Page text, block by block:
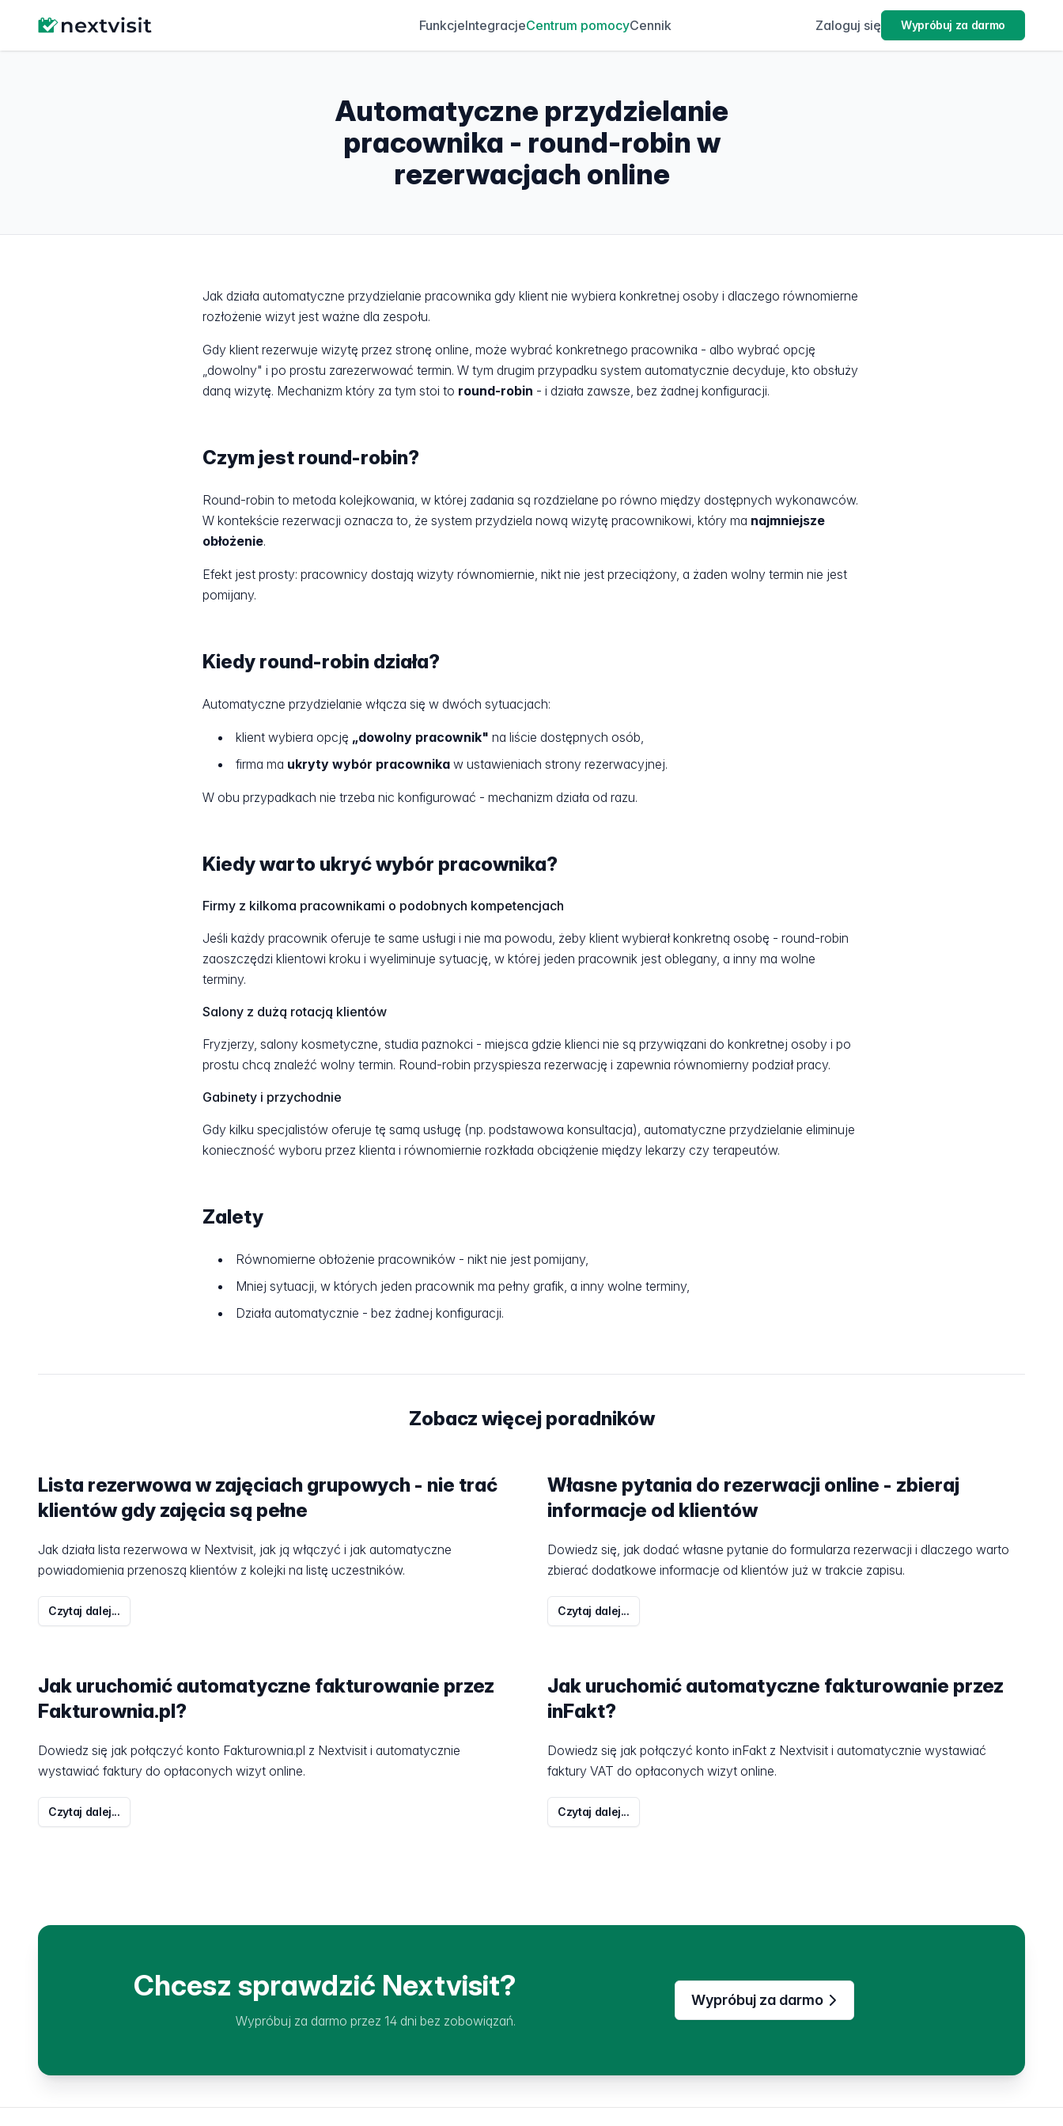
FunkcjeIntegracjeCentrum pomocyCennik Zaloguj się Wypróbuj za darmo
Automatyczne przydzielanie
pracownika - round-robin w
rezerwacjach online
Jak działa automatyczne przydzielanie pracownika gdy klient nie wybiera konkretnej osoby i dlaczego równomierne
rozłożenie wizyt jest ważne dla zespołu.
Gdy klient rezerwuje wizytę przez stronę online, może wybrać konkretnego pracownika - albo wybrać opcję
„dowolny" i po prostu zarezerwować termin. W tym drugim przypadku system automatycznie decyduje, kto obsłuży
daną wizytę. Mechanizm który za tym stoi to round-robin - i działa zawsze, bez żadnej konfiguracji.
Czym jest round-robin?
Round-robin to metoda kolejkowania, w której zadania są rozdzielane po równo między dostępnych wykonawców.
W kontekście rezerwacji oznacza to, że system przydziela nową wizytę pracownikowi, który ma najmniejsze
obłożenie.
Efekt jest prosty: pracownicy dostają wizyty równomiernie, nikt nie jest przeciążony, a żaden wolny termin nie jest
pomijany.
Kiedy round-robin działa?
Automatyczne przydzielanie włącza się w dwóch sytuacjach:
klient wybiera opcję „dowolny pracownik" na liście dostępnych osób,
firma ma ukryty wybór pracownika w ustawieniach strony rezerwacyjnej.
W obu przypadkach nie trzeba nic konfigurować - mechanizm działa od razu.
Kiedy warto ukryć wybór pracownika?
Firmy z kilkoma pracownikami o podobnych kompetencjach
Jeśli każdy pracownik oferuje te same usługi i nie ma powodu, żeby klient wybierał konkretną osobę - round-robin
zaoszczędzi klientowi kroku i wyeliminuje sytuację, w której jeden pracownik jest oblegany, a inny ma wolne
terminy.
Salony z dużą rotacją klientów
Fryzjerzy, salony kosmetyczne, studia paznokci - miejsca gdzie klienci nie są przywiązani do konkretnej osoby i po
prostu chcą znaleźć wolny termin. Round-robin przyspiesza rezerwację i zapewnia równomierny podział pracy.
Gabinety i przychodnie
Gdy kilku specjalistów oferuje tę samą usługę (np. podstawowa konsultacja), automatyczne przydzielanie eliminuje
konieczność wyboru przez klienta i równomiernie rozkłada obciążenie między lekarzy czy terapeutów.
Zalety
Równomierne obłożenie pracowników - nikt nie jest pomijany,
Mniej sytuacji, w których jeden pracownik ma pełny grafik, a inny wolne terminy,
Działa automatycznie - bez żadnej konfiguracji.
Zobacz więcej poradników
Lista rezerwowa w zajęciach grupowych - nie trać
klientów gdy zajęcia są pełne
Jak działa lista rezerwowa w Nextvisit, jak ją włączyć i jak automatyczne
powiadomienia przenoszą klientów z kolejki na listę uczestników.
Czytaj dalej...
Własne pytania do rezerwacji online - zbieraj
informacje od klientów
Dowiedz się, jak dodać własne pytanie do formularza rezerwacji i dlaczego warto
zbierać dodatkowe informacje od klientów już w trakcie zapisu.
Czytaj dalej...
Jak uruchomić automatyczne fakturowanie przez
Fakturownia.pl?
Dowiedz się jak połączyć konto Fakturownia.pl z Nextvisit i automatycznie
wystawiać faktury do opłaconych wizyt online.
Czytaj dalej...
Jak uruchomić automatyczne fakturowanie przez
inFakt?
Dowiedz się jak połączyć konto inFakt z Nextvisit i automatycznie wystawiać
faktury VAT do opłaconych wizyt online.
Czytaj dalej...
Chcesz sprawdzić Nextvisit?
Wypróbuj za darmo przez 14 dni bez zobowiązań.
Wypróbuj za darmo